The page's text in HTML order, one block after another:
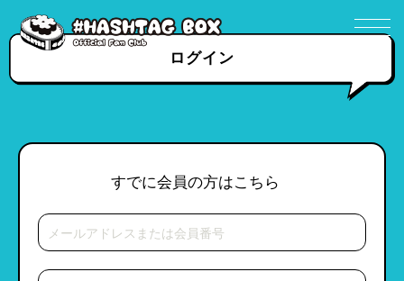
ログイン
すでに会員の方はこちら